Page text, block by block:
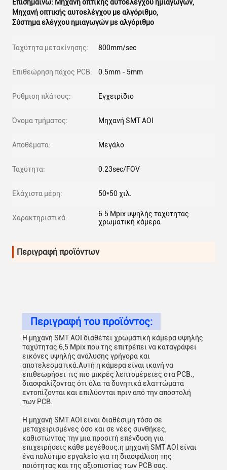
Επισημαίνω: Μηχανή οπτικής αυτοελέγχου ημιαγωγών,
Μηχανή οπτικής αυτοελέγχου με αλγόριθμο,
Σύστημα ελέγχου ημιαγωγών με αλγόριθμο
Ταχύτητα μετακίνησης: 800mm/sec
Επιθεώρηση πάχος PCB: 0.5mm - 5mm
Ρύθμιση πλάτους: Εγχειρίδιο
Όνομα τμήματος: Μηχανή SMT AOI
Αποθέματα: Μεγάλο
Ταχύτητα: 0.23sec/FOV
Ελάχιστα μέρη: 50*50 χιλ.
Χαρακτηριστικά:
6.5 Mpix υψηλής ταχύτητας
χρωματική κάμερα
Περιγραφή προϊόντων
Περιγραφή του προϊόντος:
Η μηχανή SMT AOI διαθέτει χρωματική κάμερα υψηλής
ταχύτητας 6,5 Mpix που της επιτρέπει να καταγράφει
εικόνες υψηλής ανάλυσης γρήγορα και
αποτελεσματικά.Αυτή η κάμερα είναι ικανή να
επιθεωρήσει τις πιο μικρές λεπτομέρειες στα PCB.,
διασφαλίζοντας ότι όλα τα δυνητικά ελαττώματα
εντοπίζονται και επιλύονται πριν από την αποστολή
των PCB.
Η μηχανή SMT AOI είναι διαθέσιμη τόσο σε
μεταχειρισμένες όσο και σε νέες συνθήκες,
καθιστώντας την μια προσιτή επένδυση για
επιχειρήσεις κάθε μεγέθους.η μηχανή SMT AOI είναι
ένα πολύτιμο εργαλείο για τη διασφάλιση της
ποιότητας και της αξιοπιστίας των PCB σας.